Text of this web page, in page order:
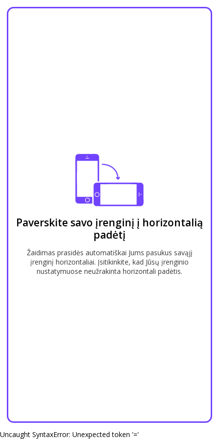
Paverskite savo įrenginį į horizontalią
padėtį
Žaidimas prasidės automatiškai Jums pasukus savąjį
įrenginį horizontaliai. Įsitikinkite, kad Jūsų įrenginio
nustatymuose neužrakinta horizontali padėtis.
Uncaught SyntaxError: Unexpected token '='